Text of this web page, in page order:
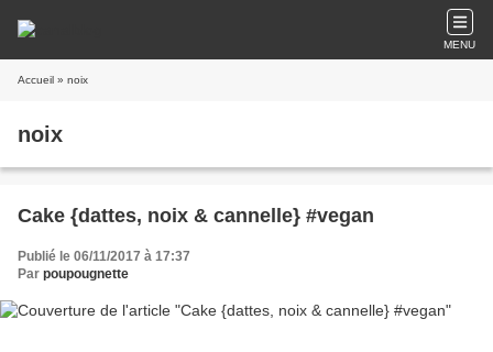
MENU
Accueil » noix
noix
Cake {dattes, noix & cannelle} #vegan
Publié le 06/11/2017 à 17:37
Par poupougnette